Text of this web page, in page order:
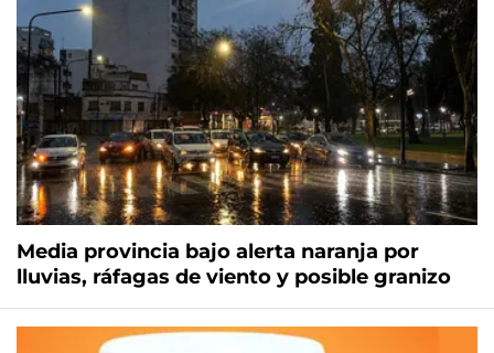
Media provincia bajo alerta naranja por
lluvias, ráfagas de viento y posible granizo